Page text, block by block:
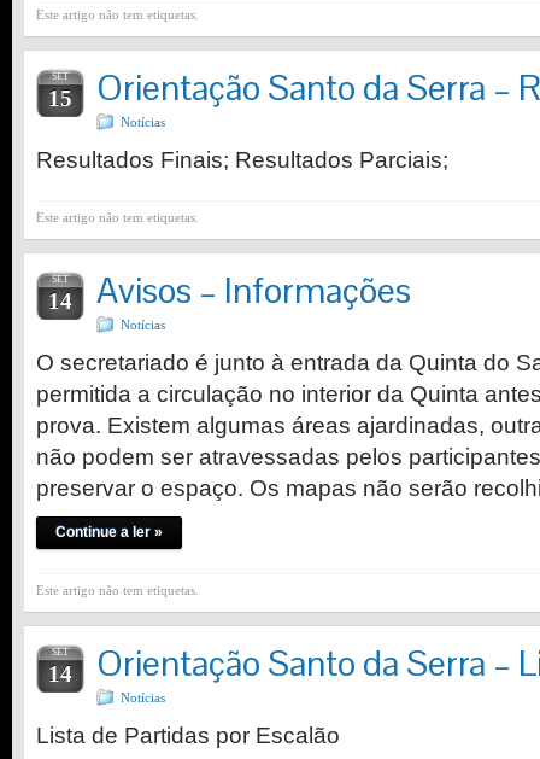
Este artigo não tem etiquetas.
SET
15 Orientação Santo da Serra –
Notícias
Resultados Finais; Resultados Parciais;
Este artigo não tem etiquetas.
SET
14 Avisos – Informações
Notícias
O secretariado é junto à entrada da Quinta do
permitida a circulação no interior da Quinta
prova. Existem algumas áreas ajardinadas,
não podem ser atravessadas pelos
preservar o espaço. Os mapas não serão
Continue a ler »
Este artigo não tem etiquetas.
SET
14 Orientação Santo da Serra –
Notícias
Lista de Partidas por Escalão